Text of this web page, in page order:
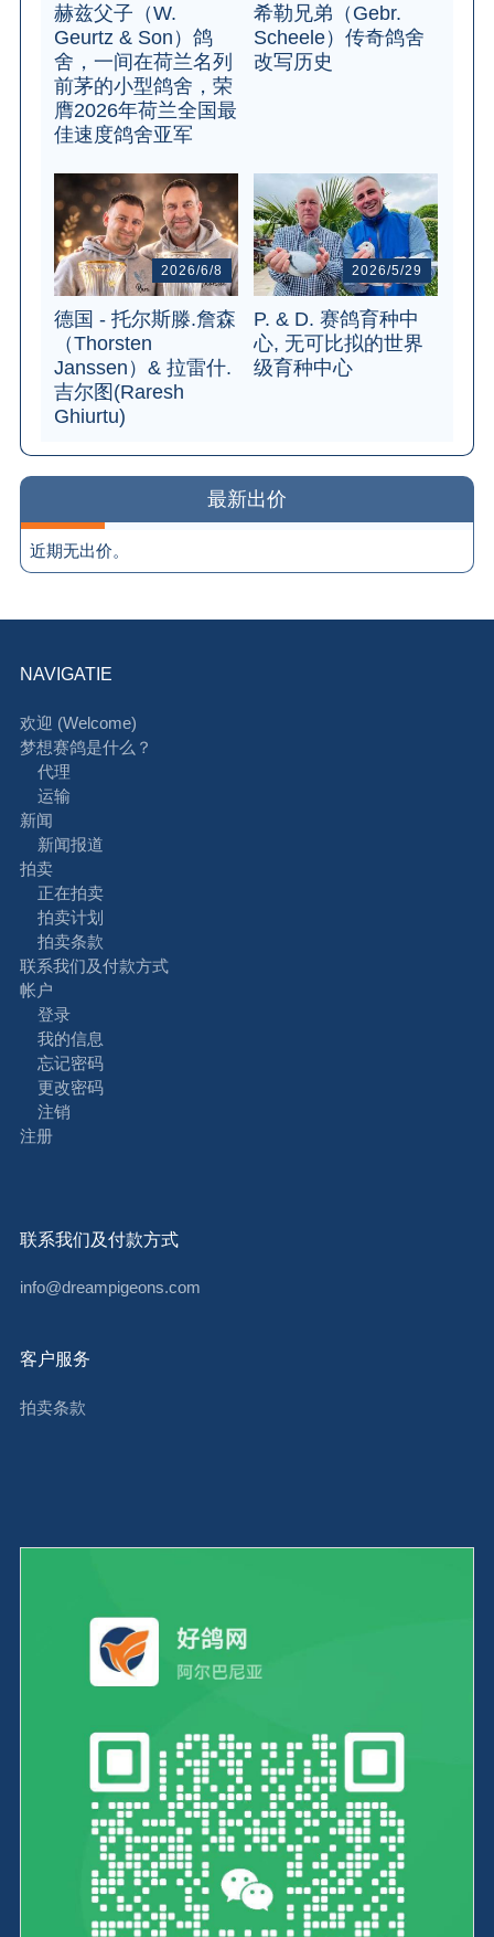
赫兹父子（W.
Geurtz & Son）鸽
舍，一间在荷兰名列
前茅的小型鸽舍，荣
膺2026年荷兰全国最
佳速度鸽舍亚军
希勒兄弟（Gebr.
Scheele）传奇鸽舍
改写历史
2026/6/8
德国 - 托尔斯滕.詹森
（Thorsten
Janssen）& 拉雷什.
吉尔图(Raresh
Ghiurtu)
2026/5/29
P. & D. 赛鸽育种中
心, 无可比拟的世界
级育种中心
最新出价
近期无出价。
NAVIGATIE
欢迎 (Welcome)
梦想赛鸽是什么？
代理
运输
新闻
新闻报道
拍卖
正在拍卖
拍卖计划
拍卖条款
联系我们及付款方式
帐户
登录
我的信息
忘记密码
更改密码
注销
注册
联系我们及付款方式
info@dreampigeons.com
客户服务
拍卖条款